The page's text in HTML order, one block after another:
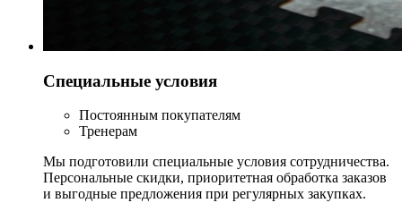
Специальные условия
Постоянным покупателям
Тренерам
Мы подготовили специальные условия сотрудничества.
Персональные скидки, приоритетная обработка заказов
и выгодные предложения при регулярных закупках.